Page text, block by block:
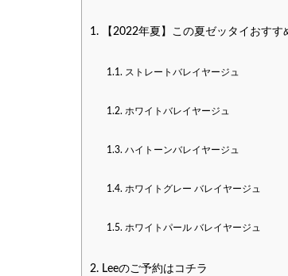
1. 【2022年夏】この夏ゼッタイおす
1.1. ストレートバレイヤージュ
1.2. ホワイトバレイヤージュ
1.3. ハイトーンバレイヤージュ
1.4. ホワイトグレー バレイヤージュ
1.5. ホワイトパール バレイヤージュ
2. Leeのご予約はコチラ